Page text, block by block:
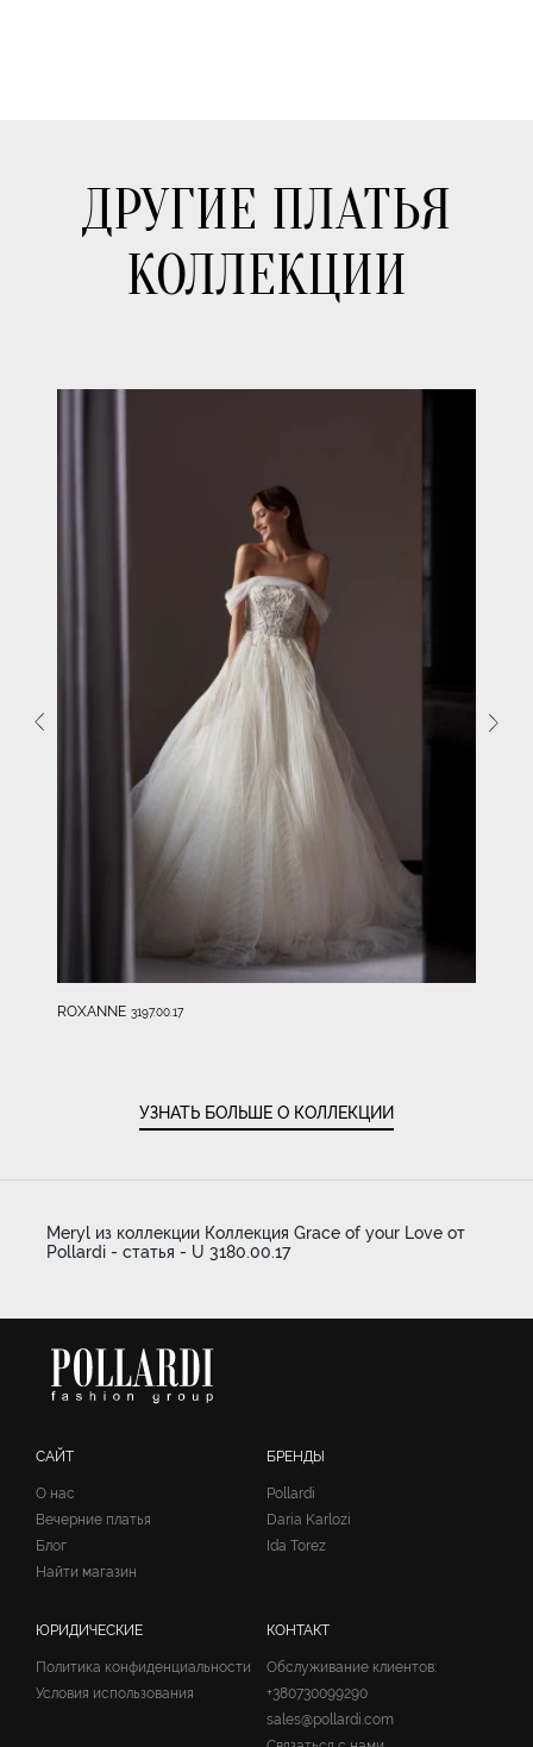
ДРУГИЕ ПЛАТЬЯ
КОЛЛЕКЦИИ
ROXANNE 3197.00.17
УЗНАТЬ БОЛЬШЕ О КОЛЛЕКЦИИ
Meryl из коллекции Коллекция Grace of your Love от
Pollardi - статья - U 3180.00.17
САЙТ
О нас
Вечерние платья
Блог
Найти магазин
БРЕНДЫ
Pollardi
Daria Karlozi
Ida Torez
ЮРИДИЧЕСКИЕ
Политика конфиденциальности
Условия использования
КОНТАКТ
Обслуживание клиентов:
+380730099290
sales@pollardi.com